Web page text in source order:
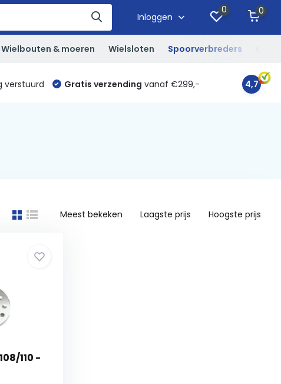
Inloggen
0 0
Wielbouten & moeren Wielsloten Spoorverbreders
verstuurd Gratis verzending vanaf €299,- 4,7
Meest bekeken Laagste prijs Hoogste prijs
110 -